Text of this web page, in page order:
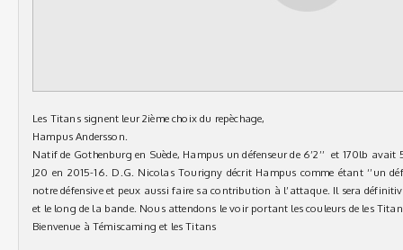
Les Titans signent leur 2ième choix du repèchage,
Hampus Andersson.
Natif de Gothenburg en Suède, Hampus un défenseur de 6’2’’ et 170lb
J20 en 2015-16. D.G. Nicolas Tourigny décrit Hampus comme étant ‘’un
notre défensive et peux aussi faire sa contribution à l’attaque. Il sera
et le long de la bande. Nous attendons le voir portant les couleurs de les
Bienvenue à Témiscaming et les Titans